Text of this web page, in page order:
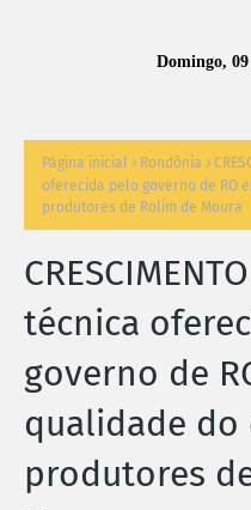
Domingo, 09
Página inicial Rondônia
oferecida pelo governo de RO
produtores de Rolim de Moura
técnica
governo de
qualidade do
produtores